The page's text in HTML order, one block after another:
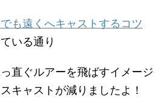
も遠くへキャストするコツ
いる通り
直ぐルアーを飛ばすイメージ
キャストが減りましたよ！